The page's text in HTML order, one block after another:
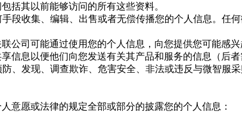
括其以前能够访问的所有这些资料。
段收集、编辑、出售或者无偿传播您的个人信息。任
公司可能通过使用您的个人信息，向您提供您可能
信息以便他们向您发送有关其产品和服务的信息（后者
、发现、调查欺诈、危害安全、非法或违反与微智
意愿或法律的规定全部或部分的披露您的个人信息：